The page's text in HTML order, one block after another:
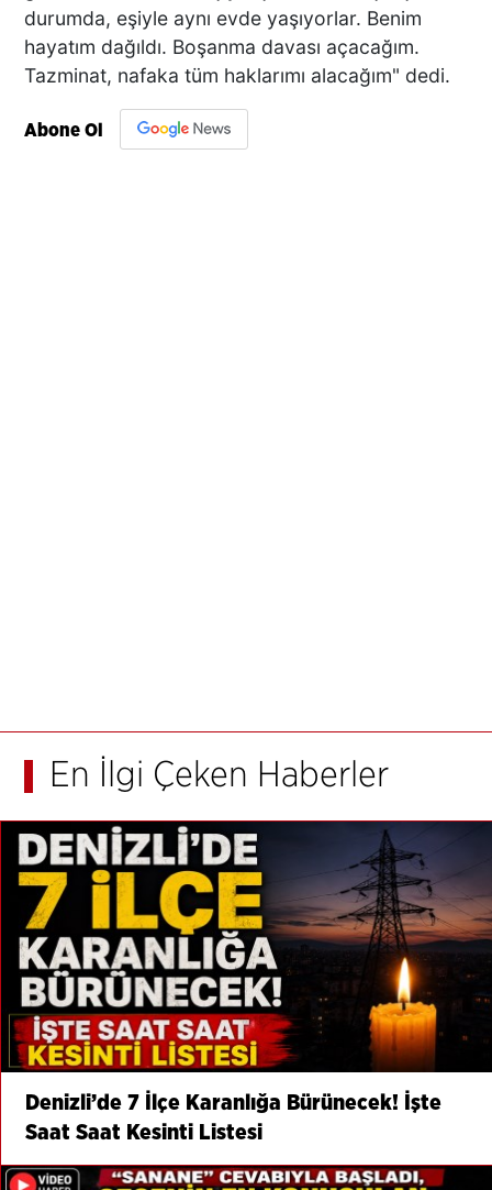
durumda, eşiyle aynı evde yaşıyorlar. Benim
hayatım dağıldı. Boşanma davası açacağım.
Tazminat, nafaka tüm haklarımı alacağım" dedi.
Abone Ol
En İlgi Çeken Haberler
Denizli’de 7 İlçe Karanlığa Bürünecek! İşte
Saat Saat Kesinti Listesi